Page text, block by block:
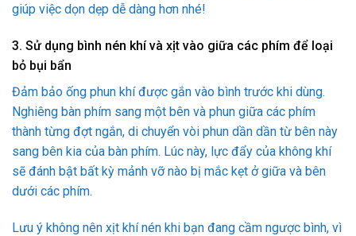
giúp việc dọn dẹp dễ dàng hơn nhé!
3. Sử dụng bình nén khí và xịt vào giữa các phím để loại
bỏ bụi bẩn
Đảm bảo ống phun khí được gắn vào bình trước khi dùng.
Nghiêng bàn phím sang một bên và phun giữa các phím
thành từng đợt ngắn, di chuyển vòi phun dần dần từ bên này
sang bên kia của bàn phím. Lúc này, lực đẩy của không khí
sẽ đánh bật bất kỳ mảnh vỡ nào bị mắc kẹt ở giữa và bên
dưới các phím.
Lưu ý không nên xịt khí nén khi bạn đang cầm ngược bình, vì